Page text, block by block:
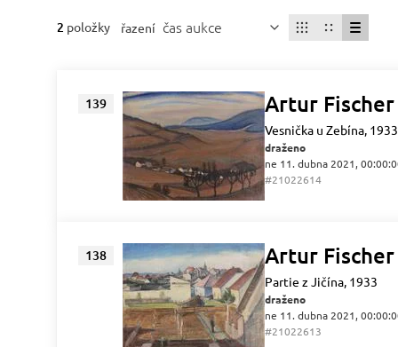
2 položky řazení čas aukce
139 Artur Fischer
Vesnička u Zebína, 1933
draženo
ne 11. dubna 2021,
#21022614
138 Artur Fischer
Partie z Jičína, 1933
draženo
ne 11. dubna 2021,
#21022613